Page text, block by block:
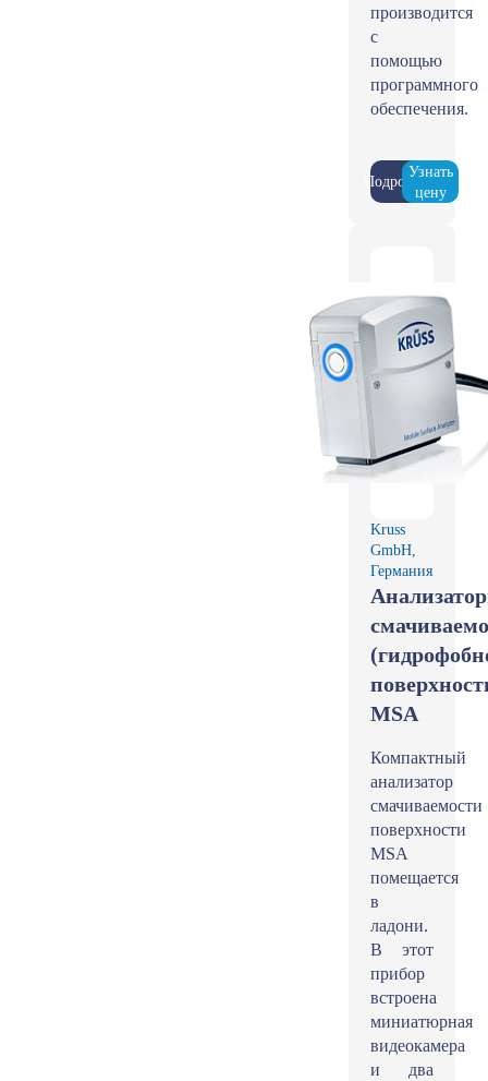
производится
с
помощью
программного
обеспечения.
Подробнее
Узнать
цену
Kruss
GmbH,
Германия
MSA
Компактный
анализатор
смачиваемости
поверхности
MSA
помещается
в
ладони.
В этот
прибор
встроена
миниатюрная
видеокамера
и два